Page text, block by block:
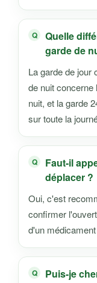
Quelle
garde de
La garde de jour
de nuit concerne
nuit, et la garde
sur toute la
Faut-il
déplacer ?
Oui, c'est
confirmer
d'un
Puis-je